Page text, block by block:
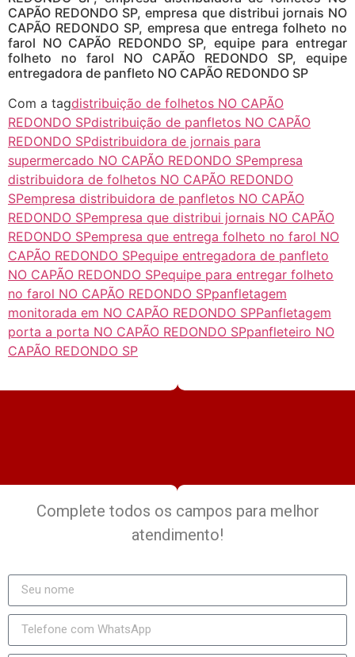
CAPÃO REDONDO SP, empresa que distribui jornais NO
CAPÃO REDONDO SP, empresa que entrega folheto no
farol NO CAPÃO REDONDO SP, equipe para entregar
folheto no farol NO CAPÃO REDONDO SP, equipe
entregadora de panfleto NO CAPÃO REDONDO SP
Com a tagdistribuição de folhetos NO CAPÃO
REDONDO SPdistribuição de panfletos NO CAPÃO
REDONDO SPdistribuidora de jornais para
supermercado NO CAPÃO REDONDO SPempresa
distribuidora de folhetos NO CAPÃO REDONDO
SPempresa distribuidora de panfletos NO CAPÃO
REDONDO SPempresa que distribui jornais NO CAPÃO
REDONDO SPempresa que entrega folheto no farol NO
CAPÃO REDONDO SPequipe entregadora de panfleto
NO CAPÃO REDONDO SPequipe para entregar folheto
no farol NO CAPÃO REDONDO SPpanfletagem
monitorada em NO CAPÃO REDONDO SPPanfletagem
porta a porta NO CAPÃO REDONDO SPpanfleteiro NO
CAPÃO REDONDO SP
Complete todos os campos para melhor
atendimento!